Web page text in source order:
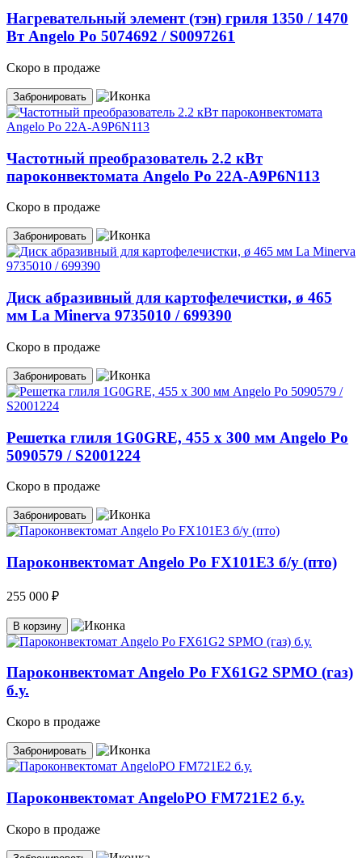
Нагревательный элемент (тэн) гриля 1350 / 1470
Вт Angelo Po 5074692 / S0097261
Скоро в продаже
Забронировать
Частотный преобразователь 2.2 кВт
пароконвектомата Angelo Po 22A-A9P6N113
Скоро в продаже
Забронировать
Диск абразивный для картофелечистки, ø 465
мм La Minerva 9735010 / 699390
Скоро в продаже
Забронировать
Решетка глиля 1G0GRE, 455 х 300 мм Angelo Po
5090579 / S2001224
Скоро в продаже
Забронировать
Пароконвектомат Angelo Po FX101E3 б/у (пто)
255 000 ₽
В корзину
Пароконвектомат Angelo Po FX61G2 SPMO (газ)
б.у.
Скоро в продаже
Забронировать
Пароконвектомат AngeloPO FM721E2 б.у.
Скоро в продаже